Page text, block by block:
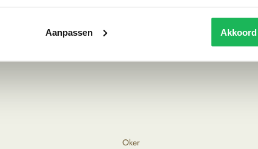
Aanpassen Akkoord
elke pot weer uniek kleurt. We reizen zelf
het zoeken naar die producten letten
Oker